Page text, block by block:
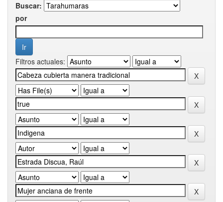
Buscar:
por
Filtros actuales: